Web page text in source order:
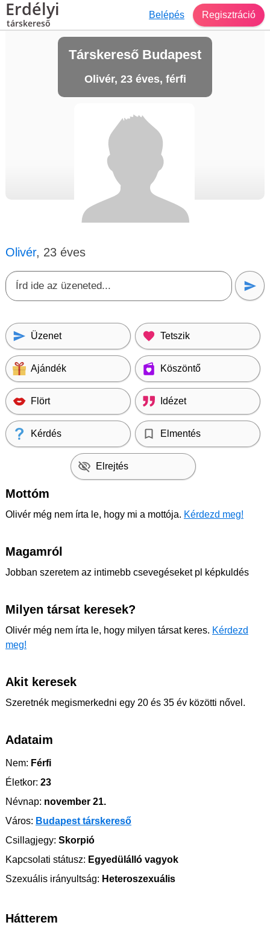
Erdélyi
társkereső
Belépés Regisztráció
Társkereső Budapest
Olivér, 23 éves, férfi
Olivér, 23 éves
Üzenet Tetszik
Ajándék Köszöntő
Flört Idézet
Kérdés Elmentés
Elrejtés
Mottóm
Olivér még nem írta le, hogy mi a mottója. Kérdezd meg!
Magamról
Jobban szeretem az intimebb csevegéseket pl képkuldés
Milyen társat keresek?
Olivér még nem írta le, hogy milyen társat keres. Kérdezd
meg!
Akit keresek
Szeretnék megismerkedni egy 20 és 35 év közötti nővel.
Adataim
Nem: Férfi
Életkor: 23
Névnap: november 21.
Város: Budapest társkereső
Csillagjegy: Skorpió
Kapcsolati státusz: Egyedülálló vagyok
Szexuális irányultság: Heteroszexuális
Hátterem